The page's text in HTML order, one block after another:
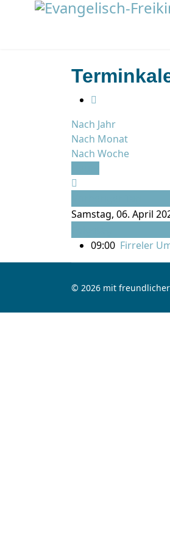
Nach Jahr
Nach Monat
Nach Woche
Samstag, 06. April
09:00 Firreler
© 2026 mit